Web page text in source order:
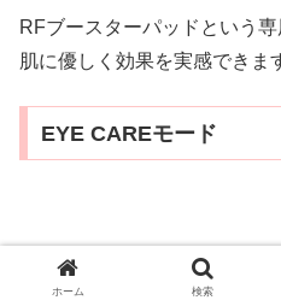
RFブースターパッドという
肌に優しく効果を実感できま
EYE CAREモード
出典：
ホーム 検索